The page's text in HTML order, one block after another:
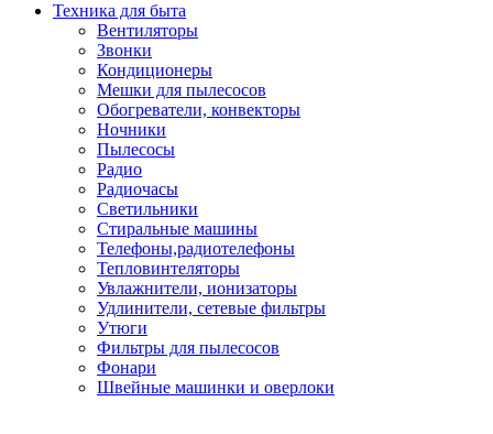
Техника для быта
Вентиляторы
Звонки
Кондиционеры
Мешки для пылесосов
Обогреватели, конвекторы
Ночники
Пылесосы
Радио
Радиочасы
Светильники
Стиральные машины
Телефоны,радиотелефоны
Тепловинтеляторы
Увлажнители, ионизаторы
Удлинители, сетевые фильтры
Утюги
Фильтры для пылесосов
Фонари
Швейные машинки и оверлоки